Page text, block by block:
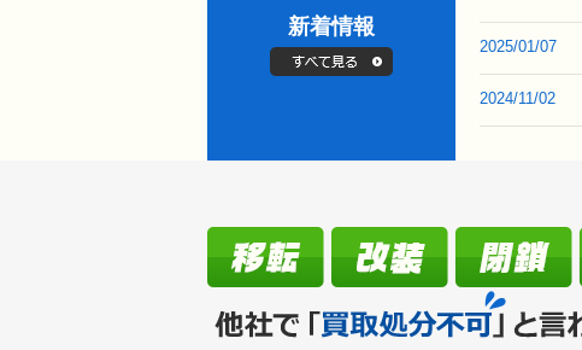
新着情報
2025/01/07
2024/11/02
2023/12/29
2022/07/20